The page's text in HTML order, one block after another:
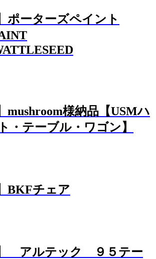
ポーターズペイント
mushroom様納品【USMハ
・テーブル・ワゴン】
BKFチェア
】 アルテック ９５テー